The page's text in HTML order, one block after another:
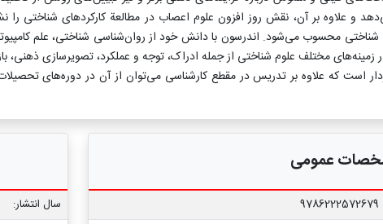
بر آن، نقش روز افزون علوم اعصاب در مطالعة کارکردهای شناختی را
محسوب می‌شود. اندرسون با دانش خود از روان‌شناسی شناختی، علم
مختلف علوم شناختی از جمله ادراک، توجه و عملکرد، تصویرسازی ذهنی،
است که علاوه بر تدریس در مقطع کارشناسی می‌توان از آن در دوره‌های
عمومی
9786222572679
سال انتشار: